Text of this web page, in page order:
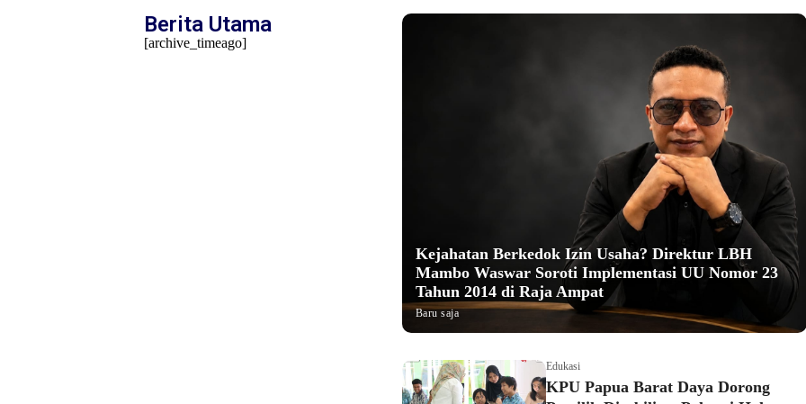
Berita Utama
[archive_timeago]
Kejahatan Berkedok Izin Usaha? Direktur LBH
Mambo Waswar Soroti Implementasi UU Nomor 23
Tahun 2014 di Raja Ampat
Baru saja
Edukasi
KPU Papua Barat Daya Dorong